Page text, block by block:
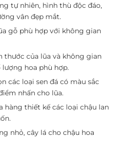
tự nhiên, hình thù độc đáo,
vân đẹp mắt.
gỗ phù hợp với không gian
thước của lũa và không gian
hoa phù hợp.
các loại sen đá có màu sắc
nhấn cho lũa.
hàng thiết kế các loại chậu lan
nhỏ, cây lá cho chậu hoa